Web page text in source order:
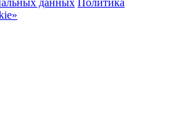
данных Политика